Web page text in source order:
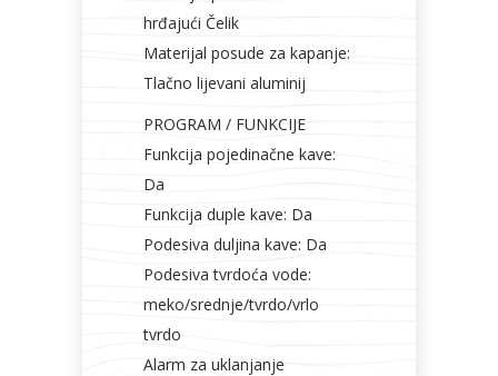
hrđajući Čelik
Materijal posude za kapanje:
Tlačno lijevani aluminij
PROGRAM / FUNKCIJE
Funkcija pojedinačne kave:
Da
Funkcija duple kave: Da
Podesiva duljina kave: Da
Podesiva tvrdoća vode:
meko/srednje/tvrdo/vrlo
tvrdo
Alarm za uklanjanje